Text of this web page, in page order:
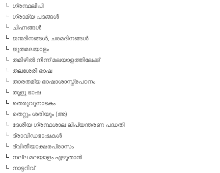
ഗ്രന്ഥലിപി
ഗ്രാമ്യ പദങ്ങള്‍
ചിഹ്നങ്ങള്‍
ജന്മദിനങ്ങള്‍, ചരമദിനങ്ങള്‍
ജൂതമലയാളം
തമിഴില്‍ നിന്ന് മലയാളത്തിലേക്ക്
തലശേരി ഭാഷ
താരതമ്യ ഭാഷാശാസ്ത്രപഠനം
തുളു ഭാഷ
തെരുവുനാടകം
തെറ്റും ശരിയും (അ)
ദേശീയ ഗ്രന്ഥശാല ലിപ്യന്തരണ പദ്ധതി
ദ്രാവിഡഭാഷകള്‍
ദ്വിതീയാക്ഷരപ്രാസം
നല്ല മലയാളം എഴുതാന്‍
നാട്ടറിവ്